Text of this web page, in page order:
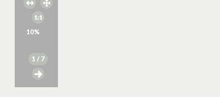
10%
1 / 7